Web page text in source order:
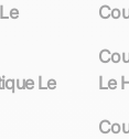
la chimie ou
figures
niveau
Le
Le